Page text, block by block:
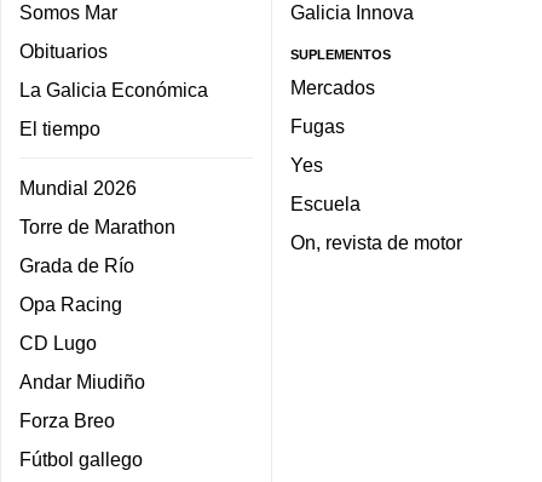
Somos Mar
Obituarios
La Galicia Económica
El tiempo
Mundial 2026
Torre de Marathon
Grada de Río
Opa Racing
CD Lugo
Andar Miudiño
Forza Breo
Fútbol gallego
Galicia Innova
SUPLEMENTOS
Mercados
Fugas
Yes
Escuela
On, revista de motor